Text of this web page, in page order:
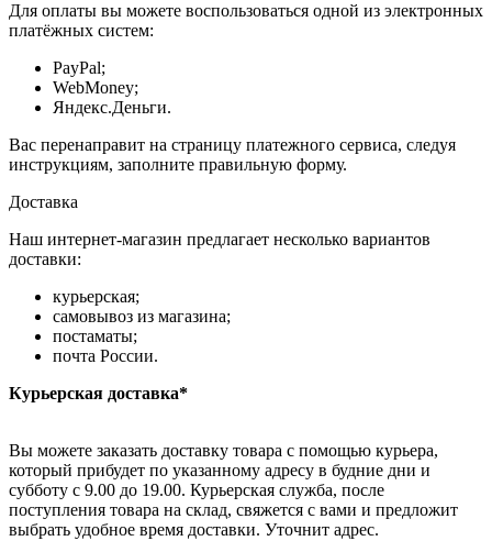
Для оплаты вы можете воспользоваться одной из электронных
платёжных систем:
PayPal;
WebMoney;
Яндекс.Деньги.
Вас перенаправит на страницу платежного сервиса, следуя
инструкциям, заполните правильную форму.
Доставка
Наш интернет-магазин предлагает несколько вариантов
доставки:
курьерская;
самовывоз из магазина;
постаматы;
почта России.
Курьерская доставка*
Вы можете заказать доставку товара с помощью курьера,
который прибудет по указанному адресу в будние дни и
субботу с 9.00 до 19.00. Курьерская служба, после
поступления товара на склад, свяжется с вами и предложит
выбрать удобное время доставки. Уточнит адрес.